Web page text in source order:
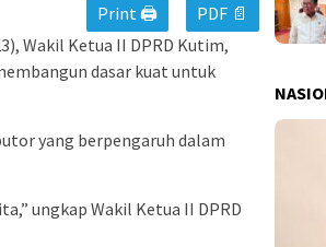
Print 🖨
PDF 📄
Wakil Ketua II DPRD Kutim,
dasar kuat untuk
yang berpengaruh dalam
ungkap Wakil Ketua II DPRD